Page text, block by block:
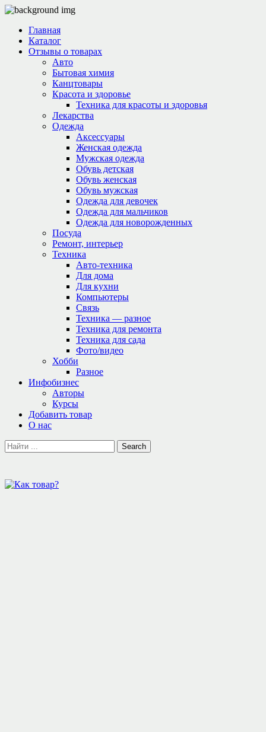
Главная
Каталог
Отзывы о товарах
Авто
Бытовая химия
Канцтовары
Красота и здоровье
Техника для красоты и здоровья
Лекарства
Одежда
Аксессуары
Женская одежда
Мужская одежда
Обувь детская
Обувь женская
Обувь мужская
Одежда для девочек
Одежда для мальчиков
Одежда для новорожденных
Посуда
Ремонт, интерьер
Техника
Авто-техника
Для дома
Для кухни
Компьютеры
Связь
Техника — разное
Техника для ремонта
Техника для сада
Фото/видео
Хобби
Разное
Инфобизнес
Авторы
Курсы
Добавить товар
О нас